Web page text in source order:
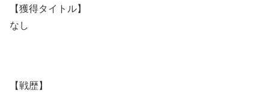
【獲得タイトル】
なし
【戦歴】